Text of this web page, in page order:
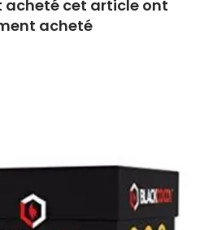
acheté cet article ont
acheté